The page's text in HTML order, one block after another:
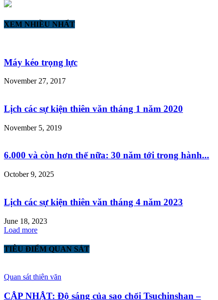
XEM NHIỀU NHẤT
Máy kéo trọng lực
November 27, 2017
Lịch các sự kiện thiên văn tháng 1 năm 2020
November 5, 2019
6.000 và còn hơn thế nữa: 30 năm tới trong hành...
October 9, 2025
Lịch các sự kiện thiên văn tháng 4 năm 2023
June 18, 2023
Load more
TIÊU ĐIỂM QUAN SÁT
Quan sát thiên văn
CẬP NHẬT: Độ sáng của sao chổi Tsuchinshan –